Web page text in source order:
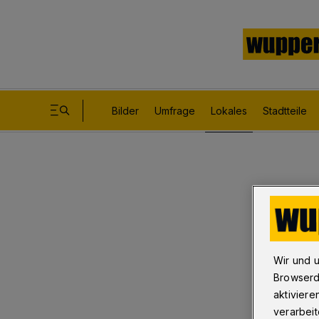
Bilder Umfrage Lokales Stadtteile
Wir und